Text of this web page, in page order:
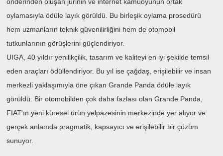
oylamasıyla ödüle layık görüldü. Bu birleşik oylama prosedürü
hem uzmanların teknik güvenilirliğini hem de otomobil
tutkunlarının görüşlerini güçlendiriyor.
UIGA, 40 yıldır yenilikçilik, tasarım ve kaliteyi en iyi şekilde temsil
eden araçları ödüllendiriyor. Bu yıl ise çağdaş, erişilebilir ve insan
merkezli yaklaşımıyla öne çıkan Grande Panda ödüle layık
görüldü. Bir otomobilden çok daha fazlası olan Grande Panda,
FIAT'ın yeni küresel ürün yelpazesinin merkezinde yer alıyor ve
gerçek anlamda pragmatik, kapsayıcı ve erişilebilir bir çözüm
sunuyor.